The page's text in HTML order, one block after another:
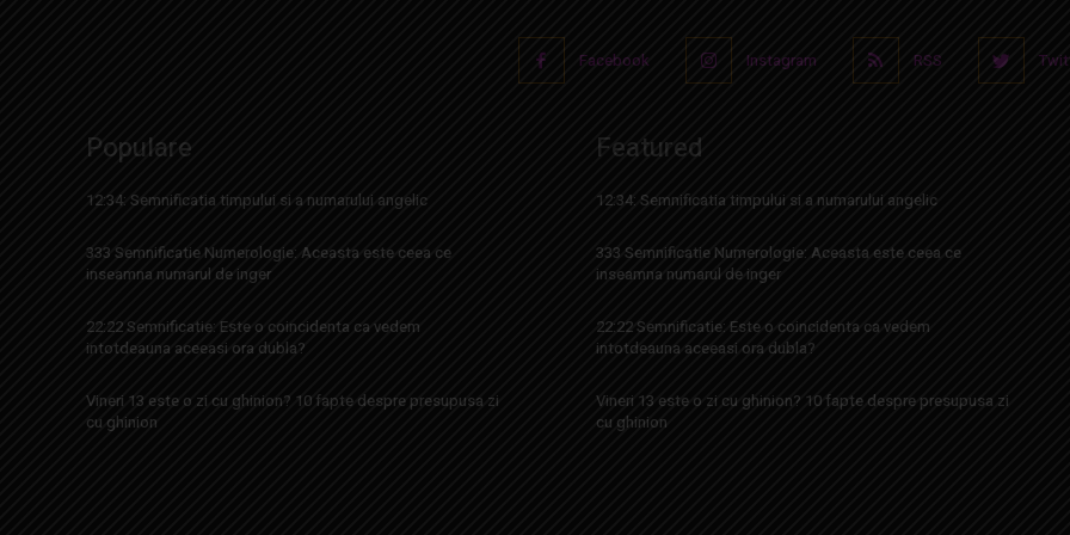
Facebook Instagram RSS
Populare
12:34: Semnificatia timpului si a numarului angelic
333 Semnificatie Numerologie: Aceasta este ceea ce
inseamna numarul de inger
22:22 Semnificatie: Este o coincidenta ca vedem
intotdeauna aceeasi ora dubla?
Vineri 13 este o zi cu ghinion? 10 fapte despre presupusa zi
cu ghinion
Featured
12:34: Semnificatia timpului si a numarului angelic
333 Semnificatie Numerologie: Aceasta este ceea ce
inseamna numarul de inger
22:22 Semnificatie: Este o coincidenta ca vedem
intotdeauna aceeasi ora dubla?
Vineri 13 este o zi cu ghinion? 10 fapte despre presupusa zi
cu ghinion